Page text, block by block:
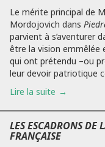
Le mérite principal de
Mordojovich dans
parvient à s’aventurer
être la vision emmêlée
qui ont prétendu –ou
leur devoir patriotique
Lire la suite
LES ESCADRONS DE
FRANÇAISE